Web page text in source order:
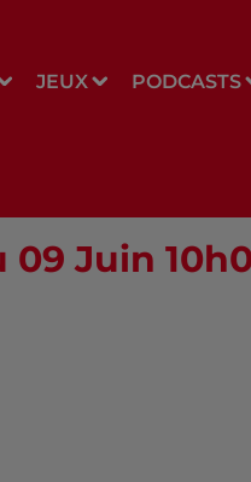
JEUX PODCASTS
Juin